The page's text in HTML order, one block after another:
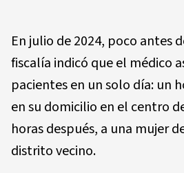
En julio de 2024, poco antes
fiscalía indicó que el médico
pacientes en un solo día: un
en su domicilio en el centro
horas después, a una mujer
distrito vecino.